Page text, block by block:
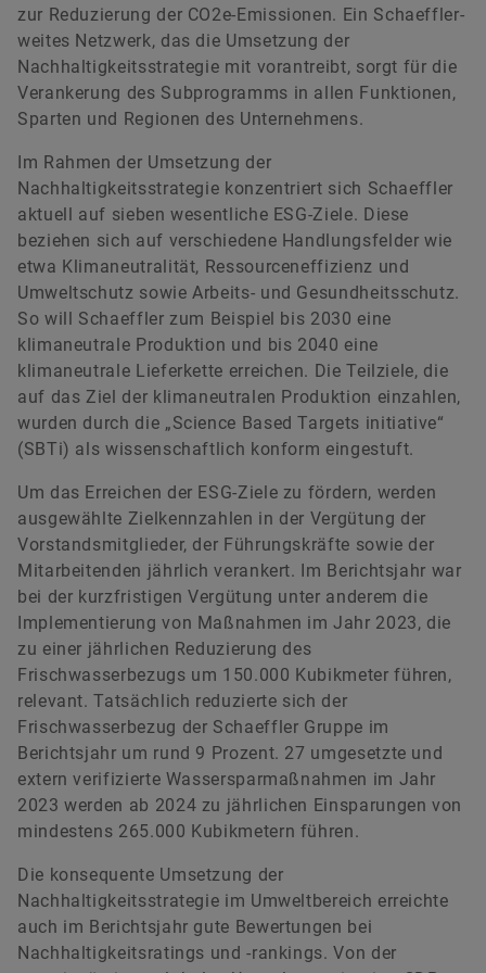
Susanne Sievers
Senior Manager Investor Relations
Schaeffler AG
Herzogenaurach
+49 9132 82 4440
ir@schaeffler.com
zur Reduzierung der CO2e-Emissionen. Ein Schaeffler-
weites Netzwerk, das die Umsetzung der
Nachhaltigkeitsstrategie mit vorantreibt, sorgt für die
Verankerung des Subprogramms in allen Funktionen,
Sparten und Regionen des Unternehmens.
Im Rahmen der Umsetzung der
Nachhaltigkeitsstrategie konzentriert sich Schaeffler
aktuell auf sieben wesentliche ESG-Ziele. Diese
beziehen sich auf verschiedene Handlungsfelder wie
etwa Klimaneutralität, Ressourceneffizienz und
Umweltschutz sowie Arbeits- und Gesundheitsschutz.
So will Schaeffler zum Beispiel bis 2030 eine
klimaneutrale Produktion und bis 2040 eine
klimaneutrale Lieferkette erreichen. Die Teilziele, die
auf das Ziel der klimaneutralen Produktion einzahlen,
wurden durch die „Science Based Targets initiative“
(SBTi) als wissenschaftlich konform eingestuft.
Um das Erreichen der ESG-Ziele zu fördern, werden
ausgewählte Zielkennzahlen in der Vergütung der
Vorstandsmitglieder, der Führungskräfte sowie der
Mitarbeitenden jährlich verankert. Im Berichtsjahr war
bei der kurzfristigen Vergütung unter anderem die
Implementierung von Maßnahmen im Jahr 2023, die
zu einer jährlichen Reduzierung des
Frischwasserbezugs um 150.000 Kubikmeter führen,
relevant. Tatsächlich reduzierte sich der
Frischwasserbezug der Schaeffler Gruppe im
Berichtsjahr um rund 9 Prozent. 27 umgesetzte und
extern verifizierte Wassersparmaßnahmen im Jahr
2023 werden ab 2024 zu jährlichen Einsparungen von
mindestens 265.000 Kubikmetern führen.
Die konsequente Umsetzung der
Nachhaltigkeitsstrategie im Umweltbereich erreichte
auch im Berichtsjahr gute Bewertungen bei
Nachhaltigkeitsratings und -rankings. Von der